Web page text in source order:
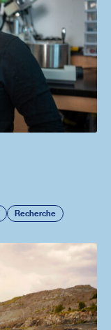
Recherche